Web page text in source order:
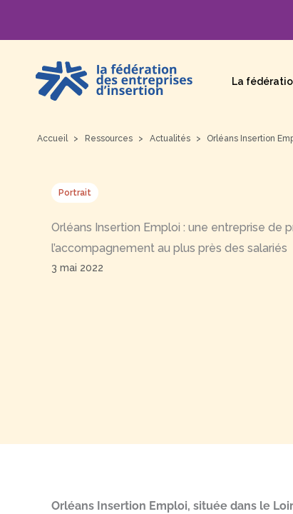
contenu
La
Accueil Ressources Actualités Orléans Insertion
Portrait
Orléans Insertion Emploi : une entreprise de
l’accompagnement au plus près des salariés
3 mai 2022
Orléans Insertion Emploi, située dans le